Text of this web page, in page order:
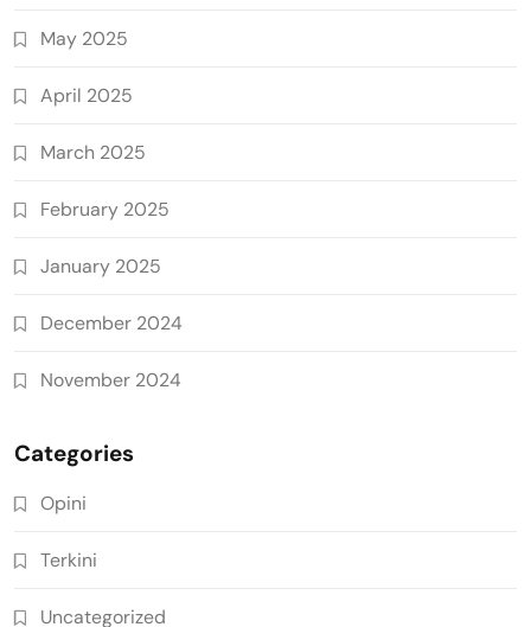
May 2025
April 2025
March 2025
February 2025
January 2025
December 2024
November 2024
Categories
Opini
Terkini
Uncategorized